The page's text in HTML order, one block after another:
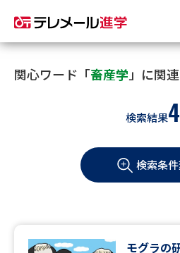
資料請求
大学・短大の資料種類から請求
学
過去問題集
関心ワード「畜産学 」に関
検索結果4
検索条
モグラの